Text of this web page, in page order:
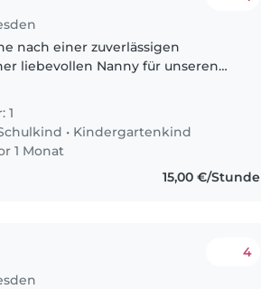
nach einer zuverlässigen
liebevollen Nanny für unseren
1
• Kindergartenkind
1 Monat
15,00 €/Stunde
4